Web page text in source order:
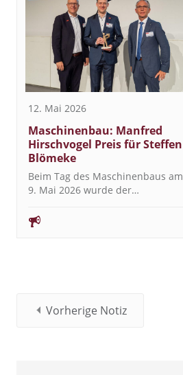
12. Mai 2026
Maschinenbau: Manfred
Hirschvogel Preis für Steffen
Blömeke
Beim Tag des Maschinenbaus am
9. Mai 2026 wurde der…
Vorherige Notiz